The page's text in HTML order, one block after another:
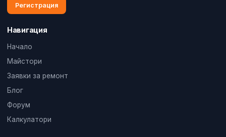
Регистрация
Навигация
Начало
Майстори
Заявки за ремонт
Блог
Форум
Калкулатори